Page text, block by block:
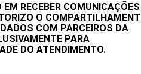
EM RECEBER
O
COM PARCEIROS DA
PARA
DO ATENDIMENTO.